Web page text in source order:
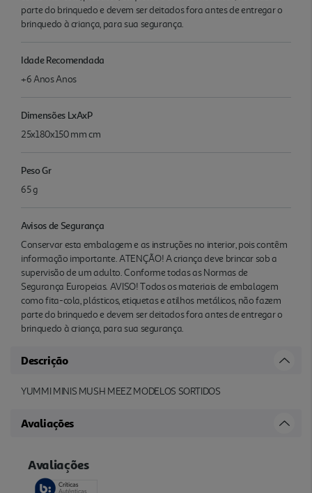
parte do brinquedo e devem ser deitados fora antes de entregar o
brinquedo à criança, para sua segurança.
Idade Recomendada
+6 Anos Anos
Dimensões LxAxP
25x180x150 mm cm
Peso Gr
65 g
Avisos de Segurança
Conservar esta embalagem e as instruções no interior, pois contêm
informação importante. ATENÇÃO! A criança deve brincar sob a
supervisão de um adulto. Conforme todas as Normas de
Segurança Europeias. AVISO! Todos os materiais de embalagem
como fita-cola, plásticos, etiquetas e atilhos metálicos, não fazem
parte do brinquedo e devem ser deitados fora antes de entregar o
brinquedo à criança, para sua segurança.
Descrição
YUMMI MINIS MUSH MEEZ MODELOS SORTIDOS
Avaliações